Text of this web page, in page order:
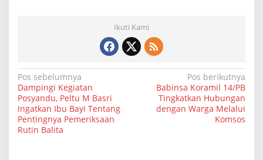
Ikuti Kami
N
a
v
i
Pos sebelumnya
Dampingi Kegiatan
Posyandu, Peltu M Basri
Ingatkan Ibu Bayi Tentang
Pentingnya Pemeriksaan
Rutin Balita
Pos berikutnya
Babinsa Koramil 14/PB
Tingkatkan Hubungan
dengan Warga Melalui
Komsos